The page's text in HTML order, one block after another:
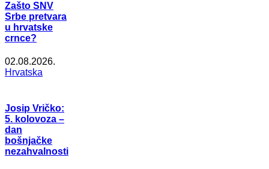
Zašto SNV
Srbe pretvara
u hrvatske
crnce?
02.08.2026.
Hrvatska
Josip Vričko:
5. kolovoza –
dan
bošnjačke
nezahvalnosti